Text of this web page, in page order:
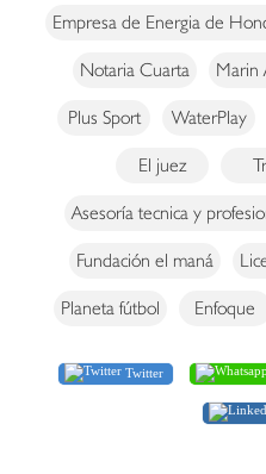
Empresa de Energia de
Notaria Cuarta Marin
Plus Sport WaterPlay
El juez
Asesoría tecnica y
Fundación el maná
Planeta fútbol Enfoque
Twitter